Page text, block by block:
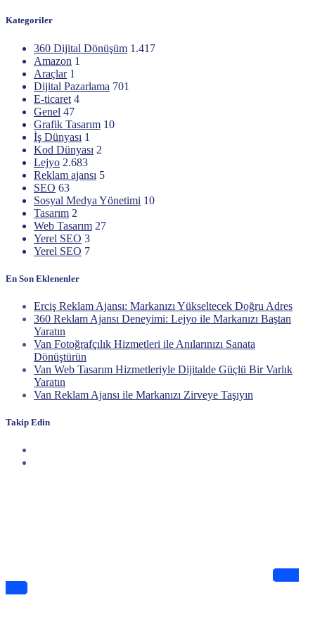
Kategoriler
360 Dijital Dönüşüm 1.417
Amazon 1
Araçlar 1
Dijital Pazarlama 701
E-ticaret 4
Genel 47
Grafik Tasarım 10
İş Dünyası 1
Kod Dünyası 2
Lejyo 2.683
Reklam ajansı 5
SEO 63
Sosyal Medya Yönetimi 10
Tasarım 2
Web Tasarım 27
Yerel SEO 3
Yerel SEO 7
En Son Eklenenler
Erciş Reklam Ajansı: Markanızı Yükseltecek Doğru Adres
360 Reklam Ajansı Deneyimi: Lejyo ile Markanızı Baştan
Yaratın
Van Fotoğrafçılık Hizmetleri ile Anılarınızı Sanata
Dönüştürün
Van Web Tasarım Hizmetleriyle Dijitalde Güçlü Bir Varlık
Yaratın
Van Reklam Ajansı ile Markanızı Zirveye Taşıyın
Takip Edin